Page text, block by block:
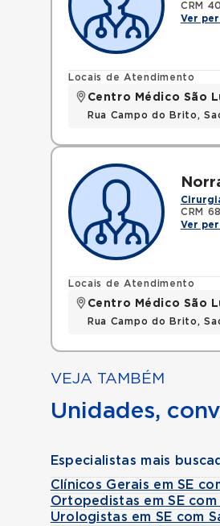
CRM
Ver
Locais de Atendimento
Centro Médico São
Rua Campo do Brito,
CRM
Ver
Locais de Atendimento
Centro Médico São
Rua Campo do Brito,
VEJA TAMBÉM
Unidades,
Especialistas mais
Clínicos Gerais em SE
Ortopedistas em SE com
Urologistas em SE com